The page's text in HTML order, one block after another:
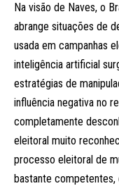
Na visão de Naves, o
abrange situações de
usada em campanhas
inteligência artificial
estratégias de
influência negativa no
completamente
eleitoral muito
processo eleitoral de
bastante